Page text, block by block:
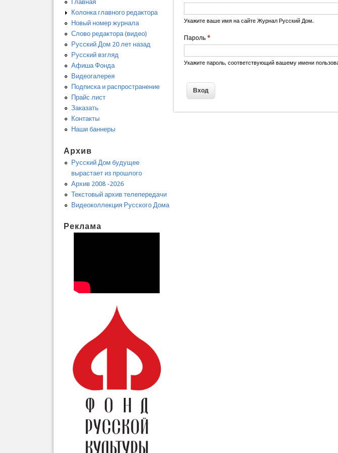
Укажите ваше имя на сайте Журнал Русский Дом.
Пароль*
Укажите пароль, соответствующий вашему имени
Главная
Колонка главного редактора
Новый номер журнала
Слово редактора (видео)
Русский Дом 20 лет назад
Русский взгляд
Афиша Фонда
Видеогалерея
Подписка и распространение
Прайс лист
Заказать
Контакты
Наши баннеры
Архив
Русский Дом будущее
вырастает из прошлого
Архив 2008 -2026
Текстовый архив телепередачи
Видеоколлекция Русского Дома
Реклама